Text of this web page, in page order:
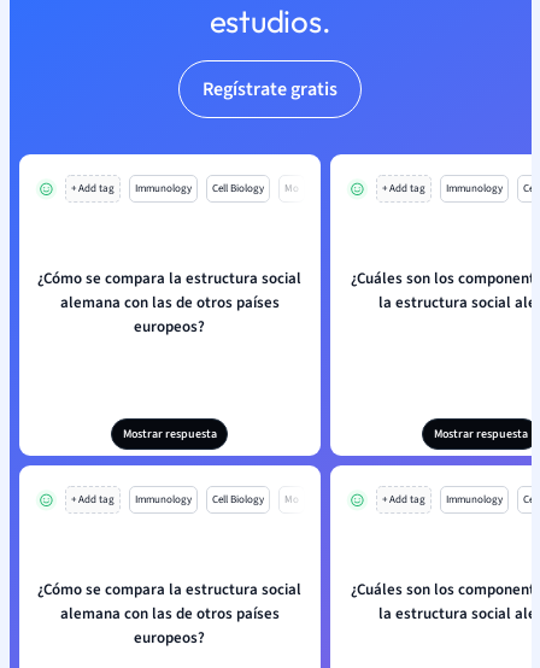
estudios.
Regístrate gratis
+ Add tag Immunology Cell Biology Mo
¿Cómo se compara la estructura social
alemana con las de otros países
europeos?
Mostrar respuesta
+ Add tag Immunology
¿Cuáles son los
la estructura social
Mostrar respuesta
+ Add tag Immunology Cell Biology Mo
¿Cómo se compara la estructura social
alemana con las de otros países
europeos?
+ Add tag Immunology
¿Cuáles son los
la estructura social